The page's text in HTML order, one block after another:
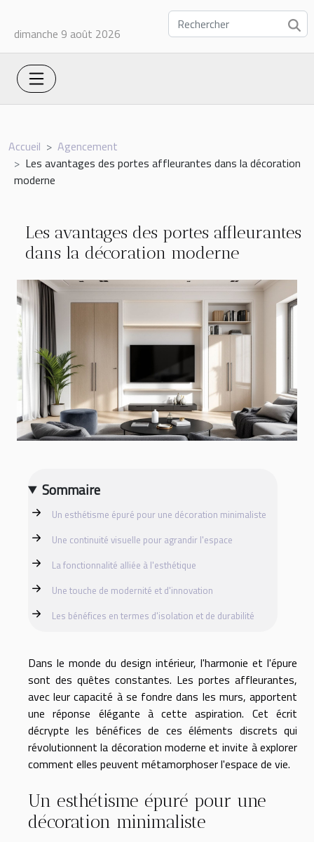
dimanche 9 août 2026
Accueil
Agencement
Les avantages des portes affleurantes dans la décoration
moderne
Les avantages des portes affleurantes
dans la décoration moderne
Sommaire
Un esthétisme épuré pour une décoration minimaliste
Une continuité visuelle pour agrandir l'espace
La fonctionnalité alliée à l'esthétique
Une touche de modernité et d'innovation
Les bénéfices en termes d'isolation et de durabilité
Dans le monde du design intérieur, l'harmonie et l'épure
sont des quêtes constantes. Les portes affleurantes,
avec leur capacité à se fondre dans les murs, apportent
une réponse élégante à cette aspiration. Cet écrit
décrypte les bénéfices de ces éléments discrets qui
révolutionnent la décoration moderne et invite à explorer
comment elles peuvent métamorphoser l'espace de vie.
Un esthétisme épuré pour une
décoration minimaliste